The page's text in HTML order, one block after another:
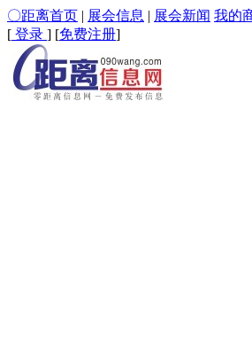
〇距离首页 | 展会信息 | 展会新闻 我的
[ 登录 ] [免费注册]